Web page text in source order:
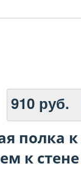
910 руб.
полка к
к